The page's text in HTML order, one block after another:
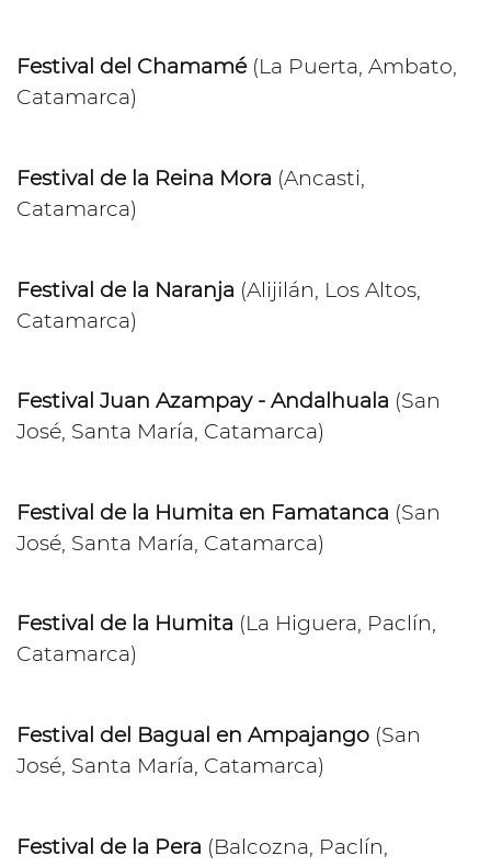
Festival del Chamamé(La Puerta, Ambato,
Catamarca)
Festival de la Reina Mora (Ancasti,
Catamarca)
Festival de la Naranja (Alijilán, Los Altos,
Catamarca)
Festival Juan Azampay - Andalhuala (San
José, Santa María, Catamarca)
Festival de la Humita en Famatanca (San
José, Santa María, Catamarca)
Festival de la Humita (La Higuera, Paclín,
Catamarca)
Festival del Bagual en Ampajango (San
José, Santa María, Catamarca)
Festival de la Pera (Balcozna, Paclín,